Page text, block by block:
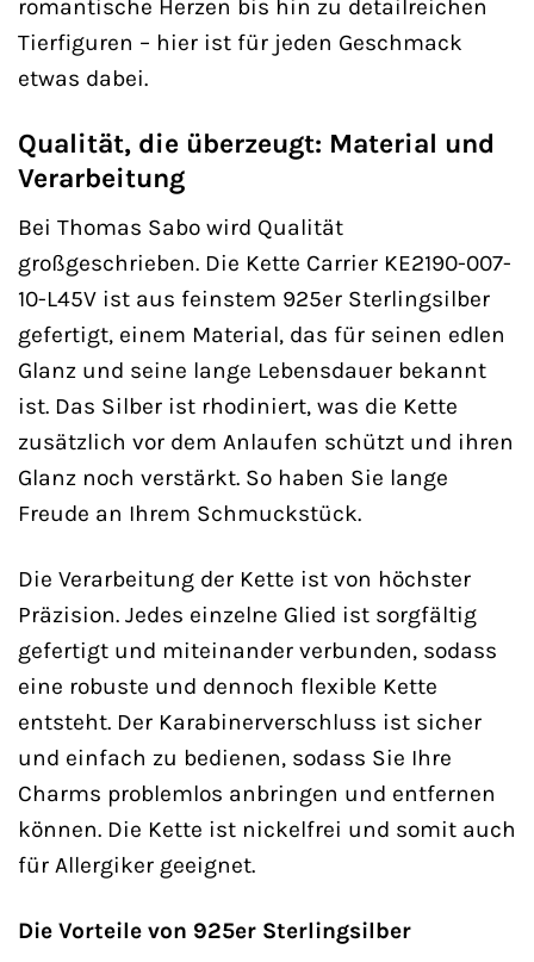
romantische Herzen bis hin zu detailreichen
Tierfiguren – hier ist für jeden Geschmack
etwas dabei.
Qualität, die überzeugt: Material und
Verarbeitung
Bei Thomas Sabo wird Qualität
großgeschrieben. Die Kette Carrier KE2190-007-
10-L45V ist aus feinstem 925er Sterlingsilber
gefertigt, einem Material, das für seinen edlen
Glanz und seine lange Lebensdauer bekannt
ist. Das Silber ist rhodiniert, was die Kette
zusätzlich vor dem Anlaufen schützt und ihren
Glanz noch verstärkt. So haben Sie lange
Freude an Ihrem Schmuckstück.
Die Verarbeitung der Kette ist von höchster
Präzision. Jedes einzelne Glied ist sorgfältig
gefertigt und miteinander verbunden, sodass
eine robuste und dennoch flexible Kette
entsteht. Der Karabinerverschluss ist sicher
und einfach zu bedienen, sodass Sie Ihre
Charms problemlos anbringen und entfernen
können. Die Kette ist nickelfrei und somit auch
für Allergiker geeignet.
Die Vorteile von 925er Sterlingsilber